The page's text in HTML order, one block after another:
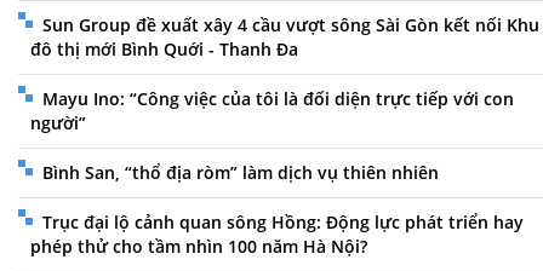
Sun Group đề xuất xây 4 cầu vượt sông Sài Gòn kết nối Khu
đô thị mới Bình Quới - Thanh Đa
Mayu Ino: “Công việc của tôi là đối diện trực tiếp với con
người”
Bình San, “thổ địa ròm” làm dịch vụ thiên nhiên
Trục đại lộ cảnh quan sông Hồng: Động lực phát triển hay
phép thử cho tầm nhìn 100 năm Hà Nội?